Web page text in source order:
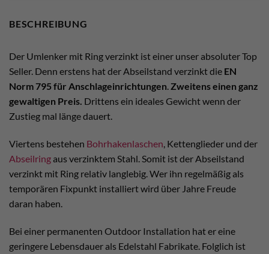
BESCHREIBUNG
Der Umlenker mit Ring verzinkt ist einer unser absoluter Top
Seller. Denn erstens hat der Abseilstand verzinkt die EN
Norm 795 für Anschlageinrichtungen. Zweitens einen ganz
gewaltigen Preis. Drittens ein ideales Gewicht wenn der
Zustieg mal länge dauert.
Viertens bestehen Bohrhakenlaschen, Kettenglieder und der
Abseilring aus verzinktem Stahl. Somit ist der Abseilstand
verzinkt mit Ring relativ langlebig. Wer ihn regelmäßig als
temporären Fixpunkt installiert wird über Jahre Freude
daran haben.
Bei einer permanenten Outdoor Installation hat er eine
geringere Lebensdauer als Edelstahl Fabrikate. Folglich ist